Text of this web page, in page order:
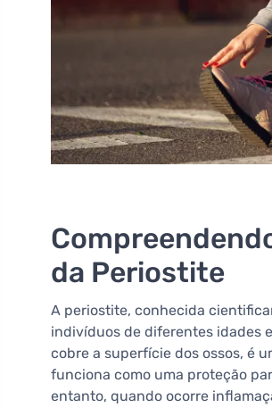
da Periostite
A periostite, conhecida
indivíduos de diferentes idades
cobre a superfície dos ossos, é
funciona como uma proteção
entanto, quando ocorre